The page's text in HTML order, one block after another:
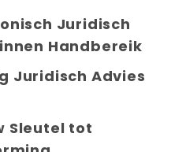
Juridisch
Handbereik
Juridisch Advies
Sleutel tot